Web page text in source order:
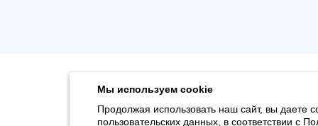
Мы используем cookie
Продолжая использовать наш сайт, вы даете
пользовательских данных, в соответствии с